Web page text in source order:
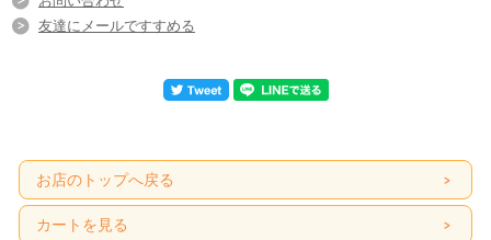
友達にメールですすめる
お店のトップへ戻る
カートを見る